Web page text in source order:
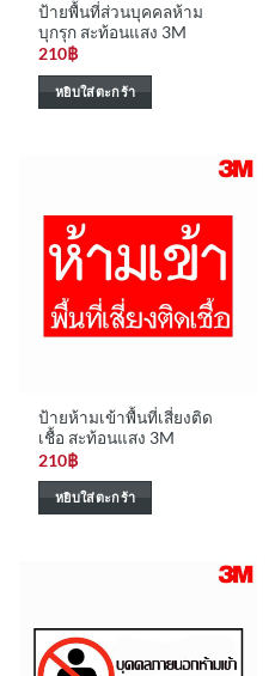
ป้ายพื้นที่ส่วนบุคคลห้าม
บุกรุก สะท้อนแสง 3M
210฿
หยิบใส่ตะกร้า
ป้ายห้ามเข้าพื้นที่เสี่ยงติด
เชื้อ สะท้อนแสง 3M
210฿
หยิบใส่ตะกร้า